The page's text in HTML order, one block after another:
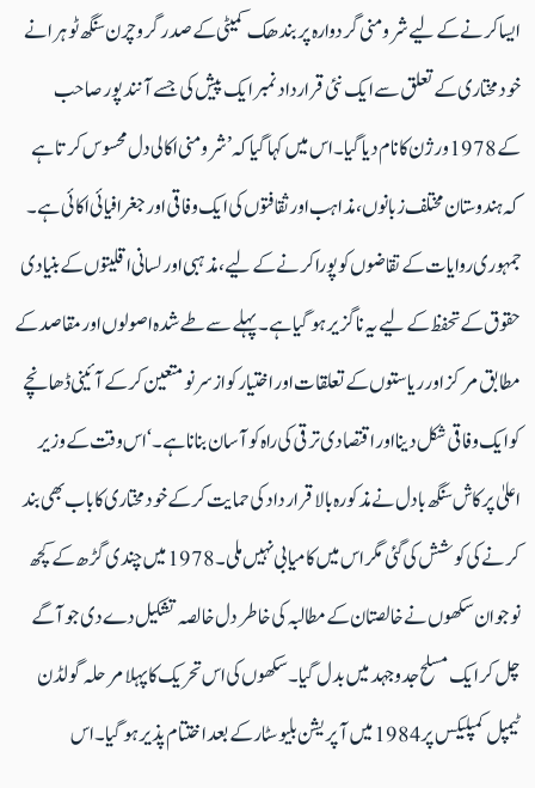
ایسا کرنے کے لیےشرومنی گردوارہ پربندھک کمیٹی کے صدر گروچرن سنگھ ٹوہرا نے
خود مختاری کے تعلق سے ایک نئی قرارداد نمبر ایک پیش کی جسے آنند پور صاحب
کے 1978 ورژن کا نام دیا گیا ۔اس میں کہا گیا کہ ’شرومنی اکالی دل محسوس کرتا ہے
کہ ہندوستان مختلف زبانوں، مذاہب اور ثقافتوں کی ایک وفاقی اور جغرافیائی اکائی ہے۔
جمہوری روایات کے تقاضوں کو پورا کرنے کے لیے، مذہبی اور لسانی اقلیتوں کے بنیادی
حقوق کے تحفظ کے لیے یہ ناگزیر ہو گیا ہے۔ پہلے سے طے شدہ اصولوں اور مقاصد کے
مطابق مرکز اور ریاستوں کے تعلقات اور اختیار کو از سر نو متعین کرکے آئینی ڈھانچے
کو ایک وفاقی شکل دینا اور اقتصادی ترقی کی راہ کو آسان بنانا ہے۔‘ اس وقت کے وزیر
اعلیٰ پرکاش سنگھ بادل نے مذکورہ بالا قرار داد کی حمایت کرکے خود مختاری کا باب بھی بند
کرنے کی کوشش کی گئی مگر اس میں کامیابی نہیں ملی ۔ 1978 میں چندی گڑھ کے کچھ
نوجوان سکھوں نے خالصتان کے مطالبہ کی خاطر دل خالصہ تشکیل دے دی جو آگے
چل کر ایک مسلح جدوجہد میں بدل گیا ۔ سکھوں کی اس تحریک کا پہلا مرحلہ گولڈن
ٹیمپل کمپلیکس پر 1984 میں آپریشن بلیو سٹار کے بعد ا ختتام پذیر ہو گیا۔ اس